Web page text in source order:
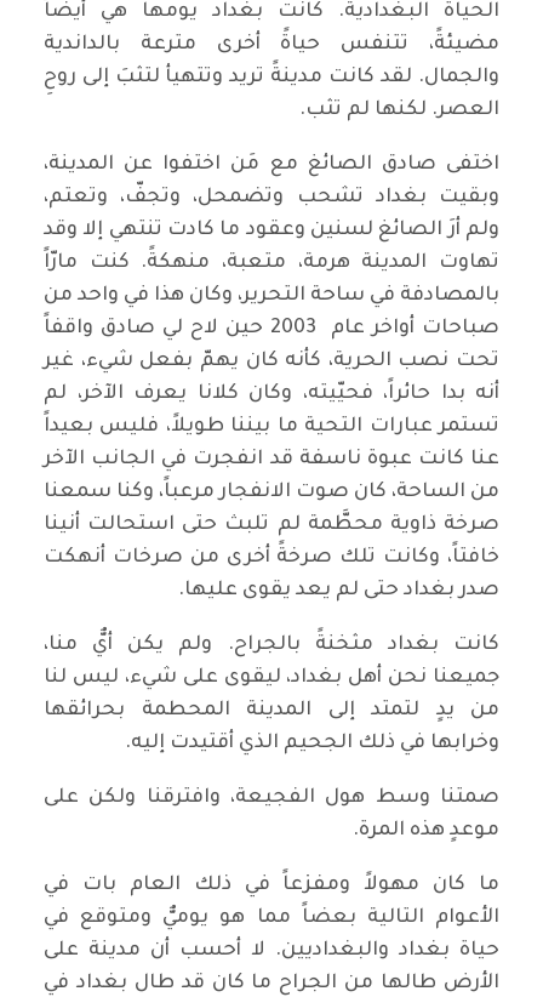
الحياة البغدادية. كانت بغداد يومها هي أيضاً
مضيئةً، تتنفس حياةً أخرى مترعة بالداندية
والجمال. لقد كانت مدينةً تريد وتتهيأ لتثبَ إلى روحِ
العصر. لكنها لم تثب.
اختفى صادق الصائغ مع مَن اختفوا عن المدينة،
وبقيت بغداد تشحب وتضمحل، وتجفّ، وتعتم،
ولم أرَ الصائغ لسنين وعقود ما كادت تنتهي إلا وقد
تهاوت المدينة هرمة، متعبة، منهكةً. كنت مارّاً
بالمصادفة في ساحة التحرير، وكان هذا في واحد من
صباحات أواخر عام 2003 حين لاح لي صادق واقفاً
تحت نصب الحرية، كأنه كان يهمّ بفعل شيء، غير
أنه بدا حائراً، فحيّيته، وكان كلانا يعرف الآخر، لم
تستمر عبارات التحية ما بيننا طويلاً، فليس بعيداً
عنا كانت عبوة ناسفة قد انفجرت في الجانب الآخر
من الساحة، كان صوت الانفجار مرعباً، وكنا سمعنا
صرخة ذاوية محطَّمة لم تلبث حتى استحالت أنينا
خافتاً، وكانت تلك صرخةً أخرى من صرخات أنهكت
صدر بغداد حتى لم يعد يقوى عليها.
كانت بغداد مثخنةً بالجراح. ولم يكن أيٌّ منا،
جميعنا نحن أهل بغداد، ليقوى على شيء، ليس لنا
من يدٍ لتمتد إلى المدينة المحطمة بحرائقها
وخرابها في ذلك الجحيم الذي أقتيدت إليه.
صمتنا وسط هول الفجيعة، وافترقنا ولكن على
موعدٍ هذه المرة.
ما كان مهولاً ومفزعاً في ذلك العام بات في
الأعوام التالية بعضاً مما هو يوميٌّ ومتوقع في
حياة بغداد والبغداديين. لا أحسب أن مدينة على
الأرض طالها من الجراح ما كان قد طال بغداد في